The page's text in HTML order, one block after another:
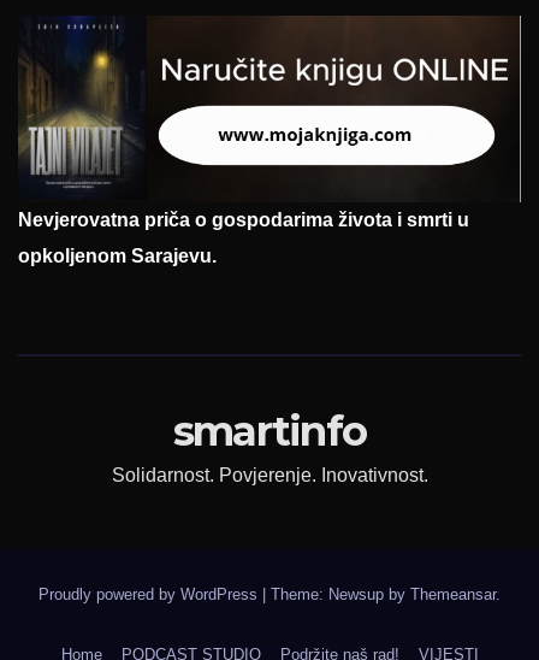
Nevjerovatna priča o gospodarima života i smrti u
opkoljenom Sarajevu.
smartinfo
Solidarnost. Povjerenje. Inovativnost.
Proudly powered by WordPress Theme: Newsup by Themeansar.
Home PODCAST STUDIO Podržite naš rad! VIJESTI